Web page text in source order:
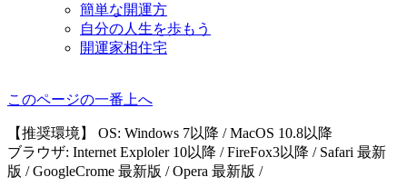
簡単な開運方
自分の人生を歩もう
開運家相住宅
このページの一番上へ
【推奨環境】 OS: Windows 7以降 / MacOS 10.8以降
ブラウザ: Internet Exploler 10以降 / FireFox3以降 / Safari 最新
版 / GoogleCrome 最新版 / Opera 最新版 /